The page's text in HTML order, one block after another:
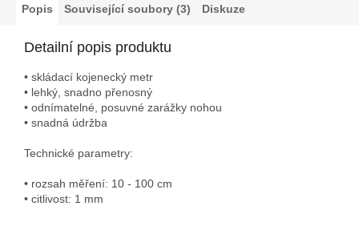
Popis Související soubory (3) Diskuze
Detailní popis produktu
• skládací kojenecký metr
• lehký, snadno přenosný
• odnímatelné, posuvné zarážky nohou
• snadná údržba
Technické parametry:
• rozsah měření: 10 - 100 cm
• citlivost: 1 mm